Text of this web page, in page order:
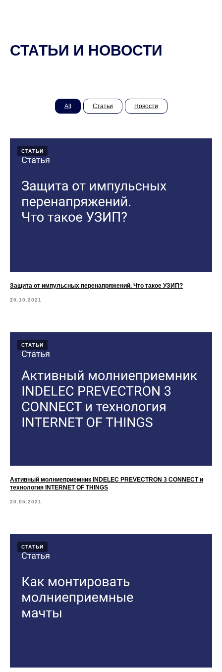
СТАТЬИ И НОВОСТИ
All Статьи Новости
СТАТЬИ
Защита от импульсных перенапряжений. Что такое УЗИП?
20.10.2021
СТАТЬИ
Активный молниеприемник INDELEC PREVECTRON 3 CONNECT и
технология INTERNET OF THINGS
20.05.2021
СТАТЬИ